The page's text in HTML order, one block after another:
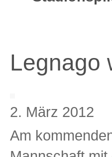
Legnago
2. März 2012
Am